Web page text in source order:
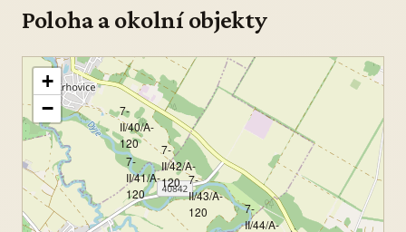
Poloha a okolní objekty
7-
II/43/A-
120
7-
II/42/A-
120
7-
II/44/A-
7-
II/41/A-
120
7-
II/40/A-
120
+
−